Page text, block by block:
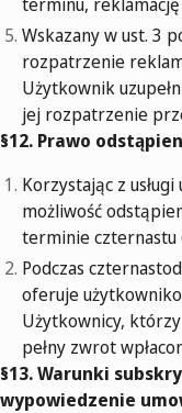
Wskazany w ust. 3
rozpatrzenie
Użytkownik
jej rozpatrzenie
§12. Prawo
Korzystając z
możliwość
terminie czternastu
Podczas
oferuje
Użytkownicy,
pełny zwrot
§13. Warunki
wypowiedzenie